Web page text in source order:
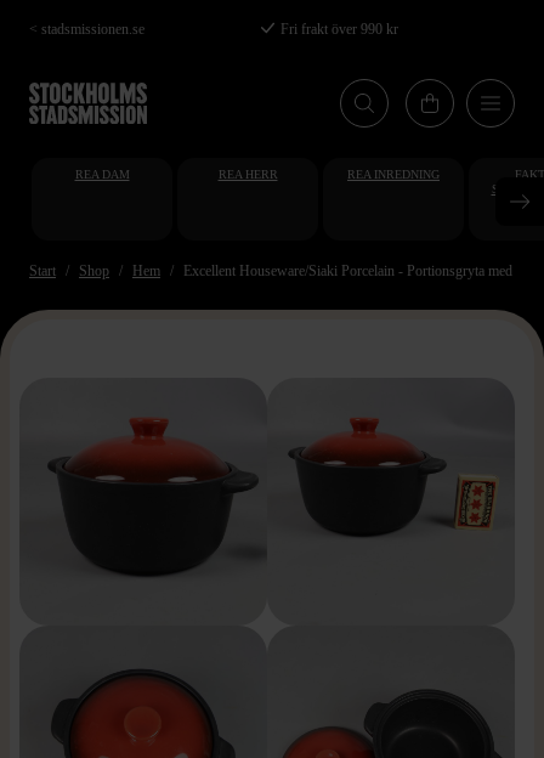
Hoppa
till
huvudinnehåll
< stadsmissionen.se Fri frakt över 990 kr
REA DAM REA HERR REA INREDNING
Start Shop Hem Excellent Houseware/Siaki Porcelain - Portionsgryta med